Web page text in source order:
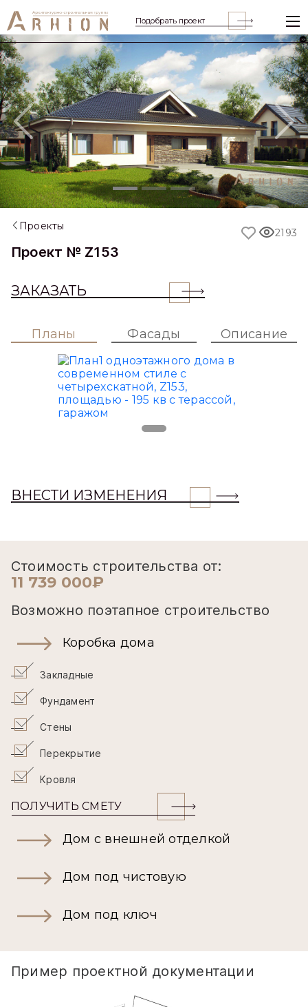
Подобрать проект
Previous
Проекты
Проект № Z153
ЗАКАЗАТЬ
2193
Планы Фасады Описание
ВНЕСТИ ИЗМЕНЕНИЯ
Стоимость строительства от:
11 739 000₽
Возможно поэтапное строительство
Коробка дома
Закладные
Фундамент
Стены
Перекрытие
Кровля
ПОЛУЧИТЬ СМЕТУ
Дом с внешней отделкой
Дом под чистовую
Дом под ключ
Пример проектной документации